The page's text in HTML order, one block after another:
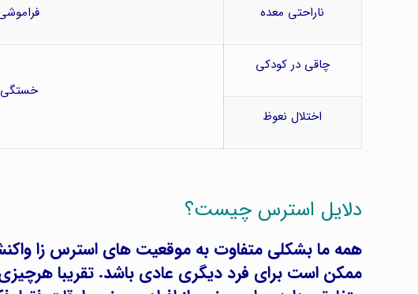
ناراحتی معده
چاقی در کودکی
خستگی
اختلال نعوظ
دلایل استرس چیست؟
همه ما بشکلی متفاوت به موقعیت های استرس زا
ممکن است برای فرد دیگری عادی باشد. تقریبا